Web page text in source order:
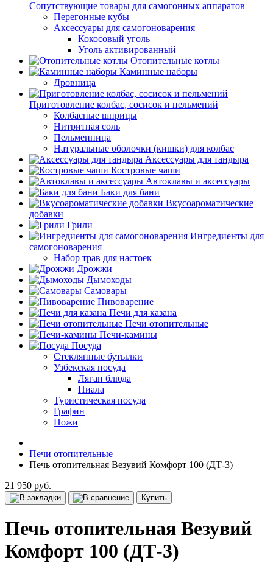
Сопутствующие товары для самогонных аппаратов
Перегонные кубы
Аксессуары для самогоноварения
Кокосовый уголь
Уголь активированный
Отопительные котлы
Каминные наборы
Дровница
Приготовление колбас, сосисок и пельмений
Колбасные шприцы
Нитритная соль
Пельменница
Натуральные оболочки (кишки) для колбас
Аксессуары для тандыра
Костровые чаши
Автоклавы и аксессуары
Баки для бани
Вкусоароматические
добавки
Грили
Ингредиенты для
самогоноварения
Набор трав для настоек
Дрожжи
Дымоходы
Самовары
Пивоварение
Печи для казана
Печи отопительные
Печи-камины
Посуда
Стеклянные бутылки
Узбекская посуда
Ляган блюда
Пиала
Туристическая посуда
Графин
Ножи
Печи отопительные
Печь отопительная Везувий Комфорт 100 (ДТ-3)
21 950 руб.
Купить
Печь отопительная Везувий
Комфорт 100 (ДТ-3)